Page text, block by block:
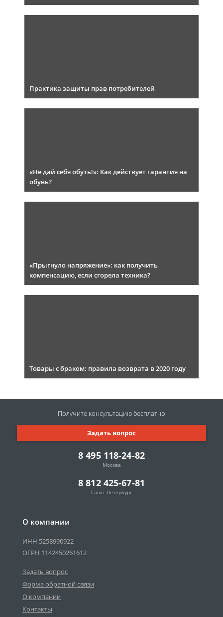
Практика защиты прав потребителей
«Не дай себя обуть!»: Как действует гарантия на
обувь?
«Прыгнуло напряжение»: как получить
компенсацию, если сгорела техника?
Товары с браком: правила возврата в 2020 году
О компании
ИНН 5258990922
ОГРН 1142450261612
Задать вопрос
Форма обратной связи
О компании
Контакты
8 495 118-24-82
Москва
8 812 425-67-81
Санкт-Петербург
Задать вопрос
Получите консультациюбесплатно